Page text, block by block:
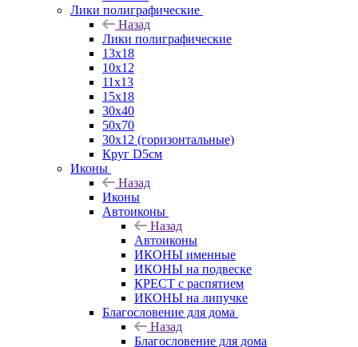
Лики полиграфические
Назад
Лики полиграфические
13x18
10x12
11х13
15х18
30x40
50x70
30x12 (горизонтальные)
Круг D5см
Иконы
Назад
Иконы
Автоиконы
Назад
Автоиконы
ИКОНЫ именные
ИКОНЫ на подвеске
КРЕСТ с распятием
ИКОНЫ на липучке
Благословение для дома
Назад
Благословение для дома